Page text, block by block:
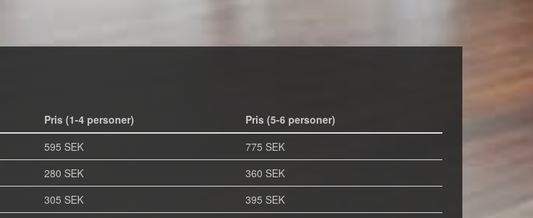
Pris (1-4 personer)
Pris (5-6 personer)
595 SEK
775 SEK
280 SEK
360 SEK
305 SEK
395 SEK